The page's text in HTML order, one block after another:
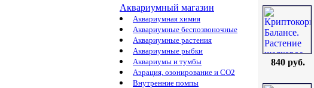
Аквариумный магазин
Аквариумная химия
Аквариумные беспозвоночные
Аквариумные растения
Аквариумные рыбки
Аквариумы и тумбы
Аэрация, озонирование и CO2
Внутренние помпы
840 руб.